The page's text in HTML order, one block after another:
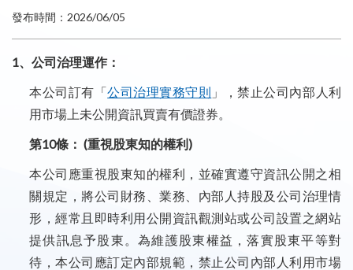
發布時間：2026/06/05
1、公司治理運作：
本公司訂有「公司治理實務守則 」，禁止公司內部人利
用市場上未公開資訊買賣有價證券。
第10條： (重視股東知的權利)
本公司應重視股東知的權利，並確實遵守資訊公開之相
關規定，將公司財務、業務、內部人持股及公司治理情
形，經常且即時利用公開資訊觀測站或公司設置之網站
提供訊息予股東。為維護股東權益，落實股東平等對
待，本公司應訂定內部規範，禁止公司內部人利用市場